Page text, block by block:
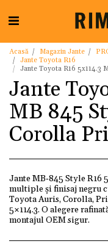
Acasă Magazin Jante
Jante Toyota R16
Jante Toyota R16 5x114.3
Jante
MB 845
Corolla
Jante MB‑845 Style R16
multiple și finisaj negru
Toyota Auris, Corolla,
5×114.3. O alegere
montajul OEM sigur.